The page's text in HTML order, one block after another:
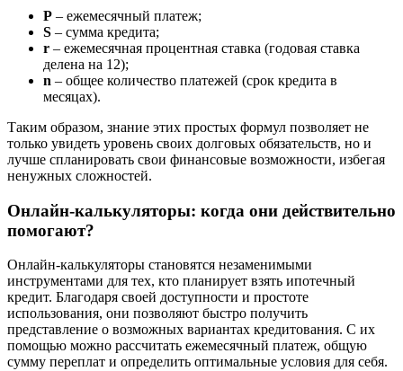
P – ежемесячный платеж;
S – сумма кредита;
r – ежемесячная процентная ставка (годовая ставка
делена на 12);
n – общее количество платежей (срок кредита в
месяцах).
Таким образом, знание этих простых формул позволяет не
только увидеть уровень своих долговых обязательств, но и
лучше спланировать свои финансовые возможности, избегая
ненужных сложностей.
Онлайн-калькуляторы: когда они действительно
помогают?
Онлайн-калькуляторы становятся незаменимыми
инструментами для тех, кто планирует взять ипотечный
кредит. Благодаря своей доступности и простоте
использования, они позволяют быстро получить
представление о возможных вариантах кредитования. С их
помощью можно рассчитать ежемесячный платеж, общую
сумму переплат и определить оптимальные условия для себя.